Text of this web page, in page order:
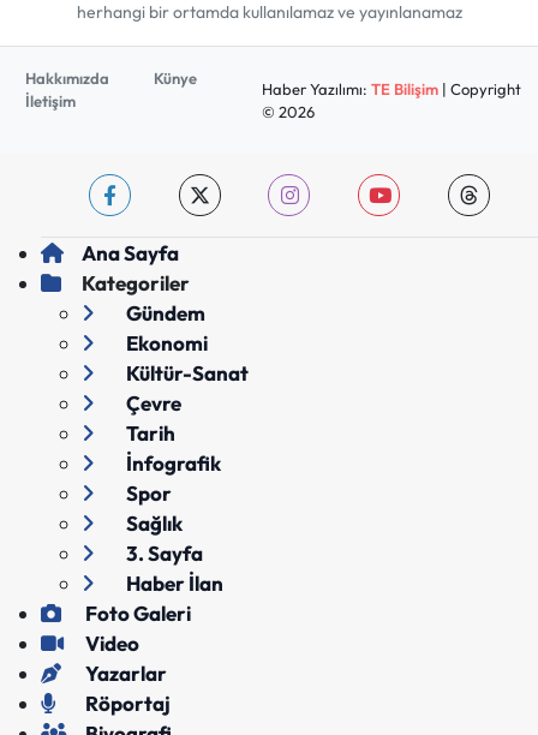
herhangi bir ortamda kullanılamaz ve yayınlanamaz
Hakkımızda
Künye
İletişim
Haber Yazılımı: TE Bilişim| Copyright
© 2026
Ana Sayfa
Kategoriler
Gündem
Ekonomi
Kültür-Sanat
Çevre
Tarih
İnfografik
Spor
Sağlık
3. Sayfa
Haber İlan
Foto Galeri
Video
Yazarlar
Röportaj